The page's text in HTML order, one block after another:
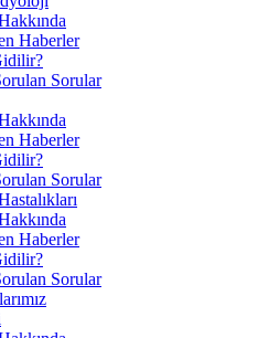
Haberler
Sorular
Haberler
Sorular
Haberler
Sorular